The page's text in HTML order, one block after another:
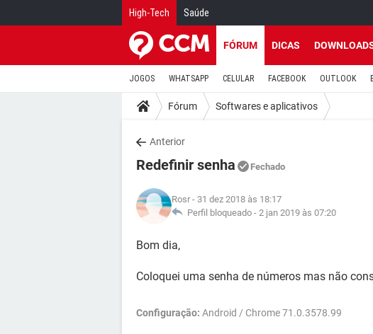
High-Tech Saúde
FÓRUM DICAS
JOGOS WHATSAPP CELULAR FACEBOOK OUTLOOK
Fórum Softwares e aplicativos
Anterior
Redefinir senha Fechado
Rosr - 31 dez 2018 às 18:17
Perfil bloqueado - 2 jan 2019 às 07:20
Bom dia,
Coloquei uma senha de números mas não
Configuração: Android / Chrome 71.0.3578.99